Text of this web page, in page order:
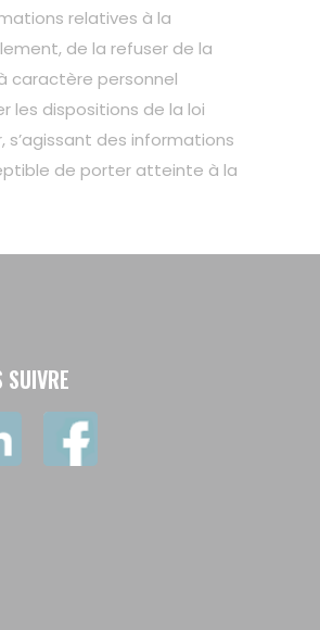
relatives à la
de la refuser de la
caractère personnel
les dispositions de la loi
des informations
de porter atteinte à la
SUIVRE